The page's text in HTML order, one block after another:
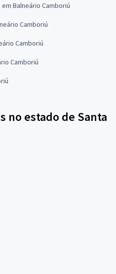
Balneário Camboriú
Camboriú
Camboriú
Camboriú
no estado de Santa